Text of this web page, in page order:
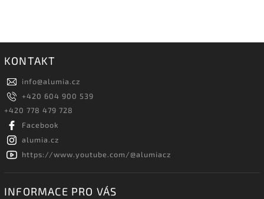
KONTAKT
info@alumia.cz
+420 604 900 539
+420 778 479 728
Facebook
alumia.cz
https://www.youtube.com/@alumiacz
INFORMACE PRO VÁS